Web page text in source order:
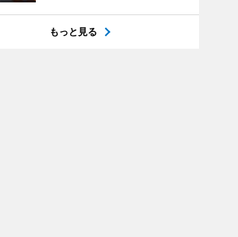
もっと見る